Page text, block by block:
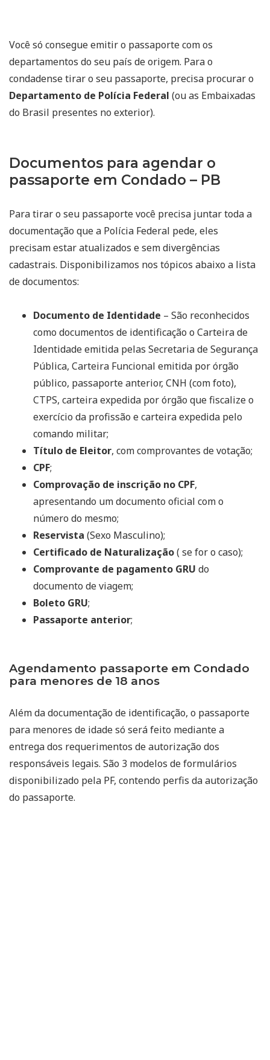
Você só consegue emitir o passaporte com os
departamentos do seu país de origem. Para o
condadense tirar o seu passaporte, precisa procurar o
Departamento de Polícia Federal (ou as Embaixadas
do Brasil presentes no exterior).
Documentos para agendar o
passaporte em Condado – PB
Para tirar o seu passaporte você precisa juntar toda a
documentação que a Polícia Federal pede, eles
precisam estar atualizados e sem divergências
cadastrais. Disponibilizamos nos tópicos abaixo a lista
de documentos:
Documento de Identidade – São reconhecidos
como documentos de identificação o Carteira de
Identidade emitida pelas Secretaria de Segurança
Pública, Carteira Funcional emitida por órgão
público, passaporte anterior, CNH (com foto),
CTPS, carteira expedida por órgão que fiscalize o
exercício da profissão e carteira expedida pelo
comando militar;
Título de Eleitor, com comprovantes de votação;
CPF;
Comprovação de inscrição no CPF,
apresentando um documento oficial com o
número do mesmo;
Reservista (Sexo Masculino);
Certificado de Naturalização( se for o caso);
Comprovante de pagamento GRU do
documento de viagem;
Boleto GRU;
Passaporte anterior;
Agendamento passaporte em Condado
para menores de 18 anos
Além da documentação de identificação, o passaporte
para menores de idade só será feito mediante a
entrega dos requerimentos de autorização dos
responsáveis legais. São 3 modelos de formulários
disponibilizado pela PF, contendo perfis da autorização
do passaporte.